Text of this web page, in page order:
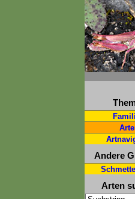
Andere
Arten